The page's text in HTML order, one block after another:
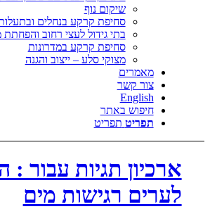
שיקום נוף
סחיפת קרקע בנחלים ובתעלות
בתי גידול לעצי רחוב והפחתת
סחיפת קרקע במדרונות
מצוקי סלע – ייצוב והגנה
מאמרים
צור קשר
English
חיפוש באתר
תפריט תפריט
ארכיון תגיות עבור :
לערים רגישות מים